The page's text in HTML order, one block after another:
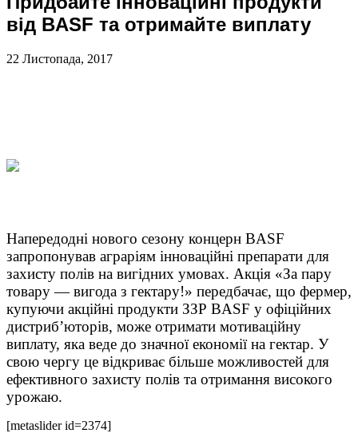
від BASF та отримайте виплату
22 Листопада, 2017
Напередодні нового сезону концерн BASF
запропонував аграріям інноваційні препарати для
захисту полів на вигідних умовах. Акція «За пару
товару — вигода з гектару!» передбачає, що фермер,
купуючи акційні продукти ЗЗР BASF у офіційних
дистриб’юторів, може отримати мотиваційну
виплату, яка веде до значної економії на гектар. У
свою чергу це відкриває більше можливостей для
ефективного захисту полів та отримання високого
урожаю.
[metaslider id=2374]